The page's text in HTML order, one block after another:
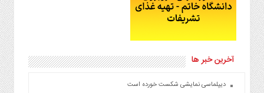
آخرین خبر ها
دیپلماسی نمایشی شکست خورده است